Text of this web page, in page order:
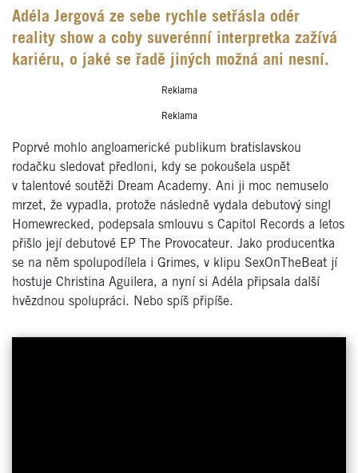
Adéla Jergová ze sebe rychle setřásla odér
reality show a coby suverénní interpretka zažívá
kariéru, o jaké se řadě jiných možná ani nesní.
Reklama
Reklama
Poprvé mohlo angloamerické publikum bratislavskou
rodačku sledovat předloni, kdy se pokoušela uspět
v talentové soutěži Dream Academy. Ani ji moc nemuselo
mrzet, že vypadla, protože následně vydala debutový singl
Homewrecked, podepsala smlouvu s Capitol Records a letos
přišlo její debutové EP The Provocateur. Jako producentka
se na něm spolupodílela i Grimes, v klipu SexOnTheBeat jí
hostuje Christina Aguilera, a nyní si Adéla připsala další
hvězdnou spolupráci. Nebo spíš připíše.